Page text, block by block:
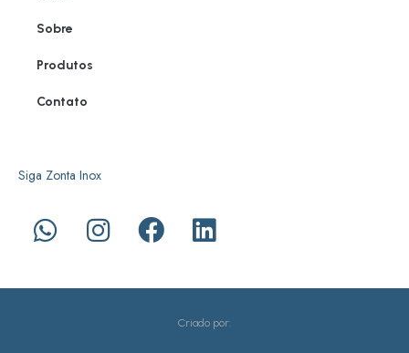
Sobre
Produtos
Contato
Siga Zonta Inox
Criado por: